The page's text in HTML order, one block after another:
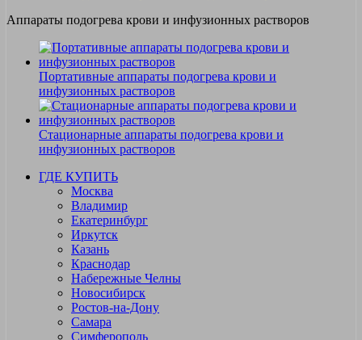
Аппараты подогрева крови и инфузионных растворов
Портативные аппараты подогрева крови и
инфузионных растворов
Стационарные аппараты подогрева крови и
инфузионных растворов
ГДЕ КУПИТЬ
Москва
Владимир
Екатеринбург
Иркутск
Казань
Краснодар
Набережные Челны
Новосибирск
Ростов-на-Дону
Самара
Симферополь